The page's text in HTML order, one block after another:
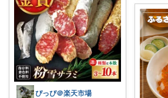
ぴっぴ＠楽天市場